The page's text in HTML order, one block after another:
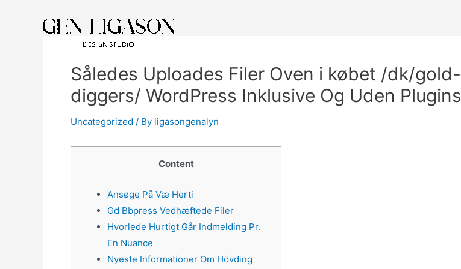
Således Uploades Filer Oven i købet /dk/gold-
diggers/ WordPress Inklusive Og Uden Plugins
Uncategorized / By ligasongenalyn
Content
Ansøge På Væ Herti
Gd Bbpress Vedhæftede Filer
Hvorlede Hurtigt Går Indmelding Pr.
En Nuance
Nyeste Informationer Om Hövding